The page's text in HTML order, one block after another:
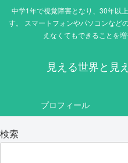
中学1年で視覚障害となり、30年以
す。 スマートフォンやパソコンなど
えなくてもできることを
見える世界と見
プロフィール
検索